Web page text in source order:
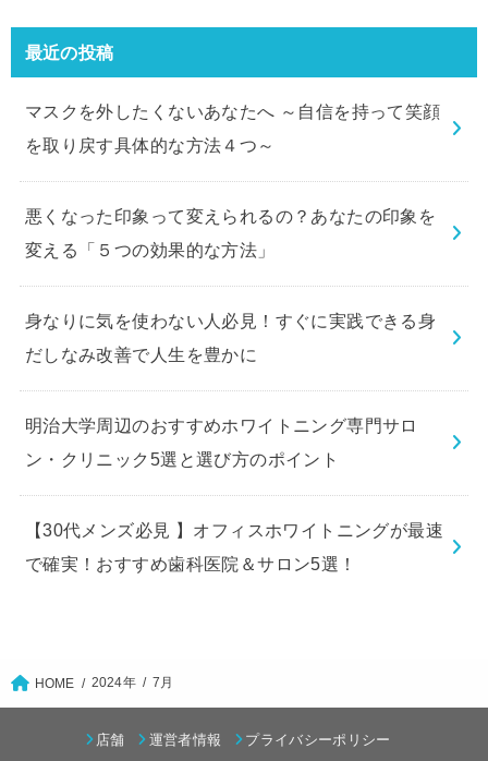
最近の投稿
マスクを外したくないあなたへ ～自信を持って笑顔
を取り戻す具体的な方法４つ～
悪くなった印象って変えられるの？あなたの印象を
変える「５つの効果的な方法」
身なりに気を使わない人必見！すぐに実践できる身
だしなみ改善で人生を豊かに
明治大学周辺のおすすめホワイトニング専門サロ
ン・クリニック5選と選び方のポイント
【30代メンズ必見 】オフィスホワイトニングが最速
で確実！おすすめ歯科医院＆サロン5選！
HOME 2024年 7月
店舗 運営者情報 プライバシーポリシー